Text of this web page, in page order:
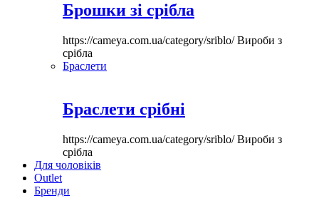
Брошки зі срібла
https://cameya.com.ua/category/sriblo/Вироби з
срібла
Браслети
Браслети срібні
https://cameya.com.ua/category/sriblo/Вироби з
срібла
Для чоловіків
Outlet
Бренди